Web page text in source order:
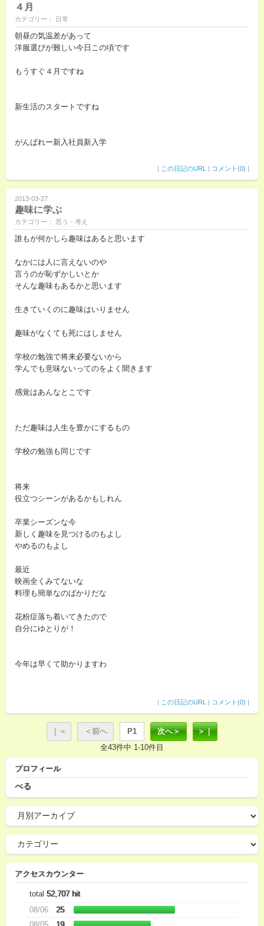
４月
カテゴリー： 日常
朝昼の気温差があって
洋服選びが難しい今日この頃です
もうすぐ４月ですね
新生活のスタートですね
がんばれー新入社員新入学
| この日記のURL | コメント(0) |
2013-03-27
趣味に学ぶ
カテゴリー： 思う・考え
誰もが何かしら趣味はあると思います
なかには人に言えないのや
言うのが恥ずかしいとか
そんな趣味もあるかと思います
生きていくのに趣味はいりません
趣味がなくても死にはしません
学校の勉強で将来必要ないから
学んでも意味ないってのをよく聞きます
感覚はあんなとこです
ただ趣味は人生を豊かにするもの
学校の勉強も同じです
将来
役立つシーンがあるかもしれん
卒業シーズンな今
新しく趣味を見つけるのもよし
やめるのもよし
最近
映画全くみてないな
料理も簡単なのばかりだな
花粉症落ち着いてきたので
自分にゆとりが！
今年は早くて助かりますわ
| この日記のURL | コメント(0) |
｜＜ ＜前へ P1 次へ＞
＞｜
全43件中 1-10件目
プロフィール
べる
アクセスカウンター
total 52,707 hit
08/06
25